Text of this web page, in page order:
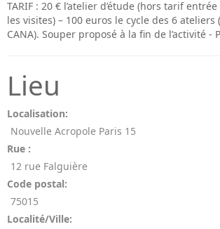
TARIF : 20 € l’atelier d’étude (hors tarif
les visites) – 100 euros le cycle des 6
CANA). Souper proposé à la fin de l’activité -
Lieu
Localisation:
Nouvelle Acropole Paris 15
Rue :
12 rue Falguière
Code postal:
75015
Localité/Ville: